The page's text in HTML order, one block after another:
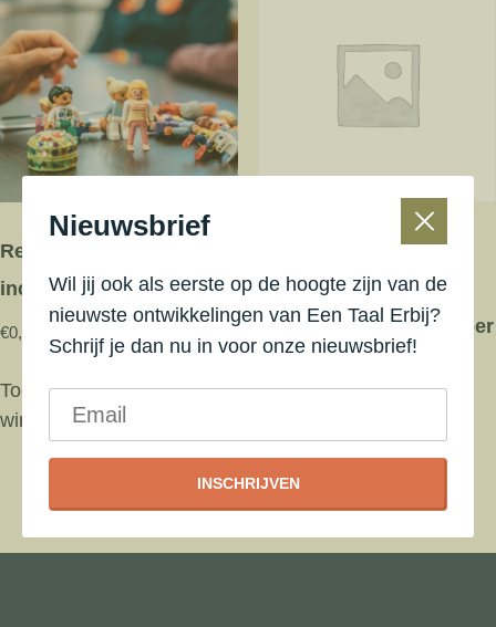
Reiskosten in km
incompanycursus
€0,43
Toevoegen aan
winkelwagen
Themadag Complexe
scheidingen met Een
Taal Erbij® – 9 december
winkelwagen
Nieuwsbrief
Wil jij ook als eerste op de hoogte zijn van de
nieuwste ontwikkelingen van Een Taal Erbij?
Schrijf je dan nu in voor onze nieuwsbrief!
INSCHRIJVEN